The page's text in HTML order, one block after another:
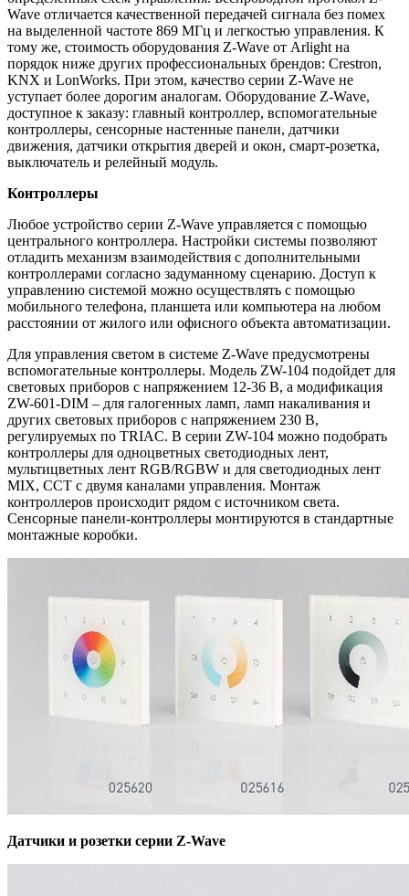
Wave отличается качественной передачей сигнала без помех
на выделенной частоте 869 МГц и легкостью управления. К
тому же, стоимость оборудования Z-Wave от Arlight на
порядок ниже других профессиональных брендов: Crestron,
KNX и LonWorks. При этом, качество серии Z-Wave не
уступает более дорогим аналогам. Оборудование Z-Wave,
доступное к заказу: главный контроллер, вспомогательные
контроллеры, сенсорные настенные панели, датчики
движения, датчики открытия дверей и окон, смарт-розетка,
выключатель и релейный модуль.
Контроллеры
Любое устройство серии Z-Wave управляется с помощью
центрального контроллера. Настройки системы позволяют
отладить механизм взаимодействия с дополнительными
контроллерами согласно задуманному сценарию. Доступ к
управлению системой можно осуществлять с помощью
мобильного телефона, планшета или компьютера на любом
расстоянии от жилого или офисного объекта автоматизации.
Для управления светом в системе Z-Wave предусмотрены
вспомогательные контроллеры. Модель ZW-104 подойдет для
световых приборов с напряжением 12-36 В, а модификация
ZW-601-DIM – для галогенных ламп, ламп накаливания и
других световых приборов с напряжением 230 В,
регулируемых по TRIAC. В серии ZW-104 можно подобрать
контроллеры для одноцветных светодиодных лент,
мультицветных лент RGB/RGBW и для светодиодных лент
MIX, CCT с двумя каналами управления. Монтаж
контроллеров происходит рядом с источником света.
Сенсорные панели-контроллеры монтируются в стандартные
монтажные коробки.
Датчики и розетки серии Z-Wave